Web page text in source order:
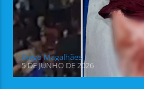
Diego Magalhães
5 DE JUNHO DE 2026